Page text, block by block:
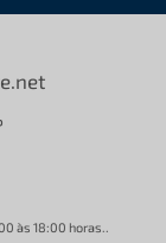
às 18:00 horas..